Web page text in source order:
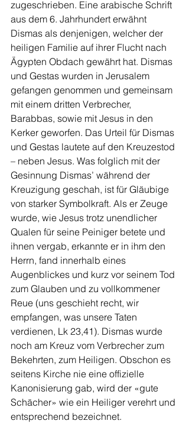
zugeschrieben. Eine arabische Schrift
aus dem 6. Jahrhundert erwähnt
Dismas als denjenigen, welcher der
heiligen Familie auf ihrer Flucht nach
Ägypten Obdach gewährt hat. Dismas
und Gestas wur­den in Jerusalem
gefangen genommen und gemeinsam
mit einem dritten Verbre­cher,
Barabbas, sowie mit Jesus in den
Kerker gewor­fen. Das Urteil für Dismas
und Gestas lautete auf den Kreuzestod
– neben Jesus. Was folglich mit der
Gesinnung Dismas’ wäh­rend der
Kreuzigung ge­schah, ist für Gläubige
von starker Symbolkraft. Als er Zeuge
wurde, wie Jesus trotz unendlicher
Qualen für seine Peiniger betete und
ihnen vergab, erkannte er in ihm den
Herrn, fand innerhalb eines
Augenblickes und kurz vor seinem Tod
zum Glauben und zu vollkommener
Reue (uns geschieht recht, wir
empfangen, was unsere Taten
verdienen, Lk 23,41). Dismas wurde
noch am Kreuz vom Verbrecher zum
Be­kehrten, zum Heiligen. Obschon es
seitens Kirche nie eine offizielle
Kanonisierung gab, wird der «gute
Schächer» wie ein Heiliger verehrt und
entspre­chend bezeichnet.